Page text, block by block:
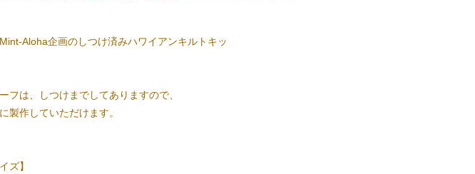
Aloha企画のしつけ済みハワイアンキルトキッ
フは、しつけまでしてありますので、
製作していただけます。
ズ】